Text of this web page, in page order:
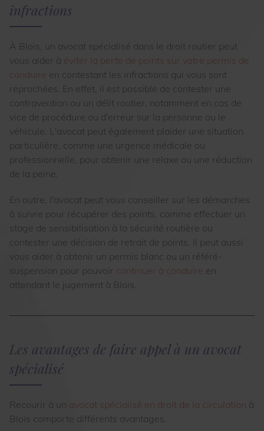
infractions
À Blois, un avocat spécialisé dans le droit routier peut
vous aider à éviter la perte de points sur votre permis de
conduire en contestant les infractions qui vous sont
reprochées. En effet, il est possible de contester une
contravention ou un délit routier, notamment en cas de
vice de procédure ou d'erreur sur la personne ou le
véhicule. L'avocat peut également plaider une situation
particulière, comme une urgence médicale ou
professionnelle, pour obtenir une relaxe ou une réduction
de la peine.
En outre, l'avocat peut vous conseiller sur les démarches
à suivre pour récupérer des points, comme effectuer un
stage de sensibilisation à la sécurité routière ou
contester une décision de retrait de points. Il peut aussi
vous aider à obtenir un permis blanc ou un référé-
suspension pour pouvoir continuer à conduire en
attendant le jugement à Blois.
Les avantages de faire appel à un avocat
spécialisé
Recourir à un avocat spécialisé en droit de la circulation à
Blois comporte différents avantages.